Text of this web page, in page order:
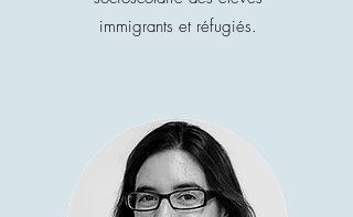
immigrants et réfugiés.